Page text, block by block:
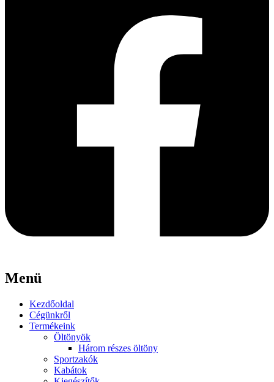
Menü
Kezdőoldal
Cégünkről
Termékeink
Öltönyök
Három részes öltöny
Sportzakók
Kabátok